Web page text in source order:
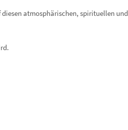
atmosphärischen, spirituellen und